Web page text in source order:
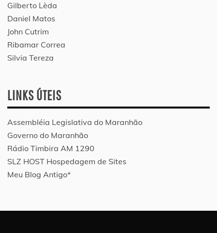
Gilberto Lèda
Daniel Matos
John Cutrim
Ribamar Correa
Silvia Tereza
LINKS ÚTEIS
Assembléia Legislativa do Maranhão
Governo do Maranhão
Rádio Timbira AM 1290
SLZ HOST Hospedagem de Sites
Meu Blog Antigo*